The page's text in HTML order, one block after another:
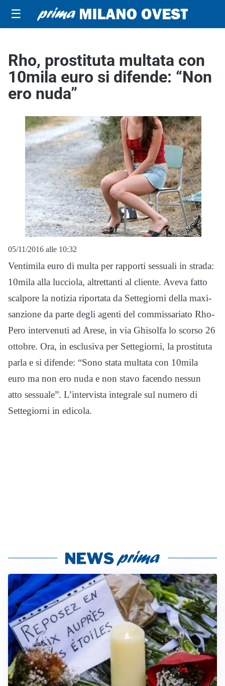
☰
Rho, prostituta multata con
10mila euro si difende: “Non
ero nuda”
05/11/2016 alle 10:32
Ventimila euro di multa per rapporti sessuali in strada:
10mila alla lucciola, altrettanti al cliente. Aveva fatto
scalpore la notizia riportata da Settegiorni della maxi-
sanzione da parte degli agenti del commissariato Rho-
Pero intervenuti ad Arese, in via Ghisolfa lo scorso 26
ottobre. Ora, in esclusiva per Settegiorni, la prostituta
parla e si difende: “Sono stata multata con 10mila
euro ma non ero nuda e non stavo facendo nessun
atto sessuale”. L’intervista integrale sul numero di
Settegiorni in edicola.